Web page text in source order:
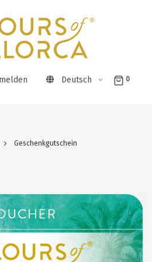
Deutsch 0
Geschenkgutschein